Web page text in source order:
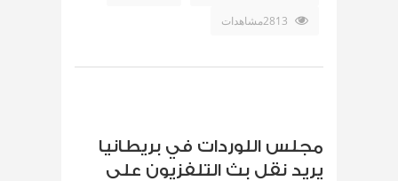
مجلس اللوردات في بريطانيا
يريد نقل بث التلفزيون على